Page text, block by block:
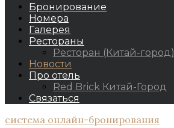
Бронирование
Номера
Галерея
Рестораны
Ресторан (Китай-город)
Новости
Про отель
Red Brick Китай-Город
Связаться
система онлайн-бронирования